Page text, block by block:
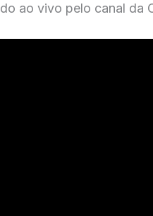
ao vivo pelo canal da